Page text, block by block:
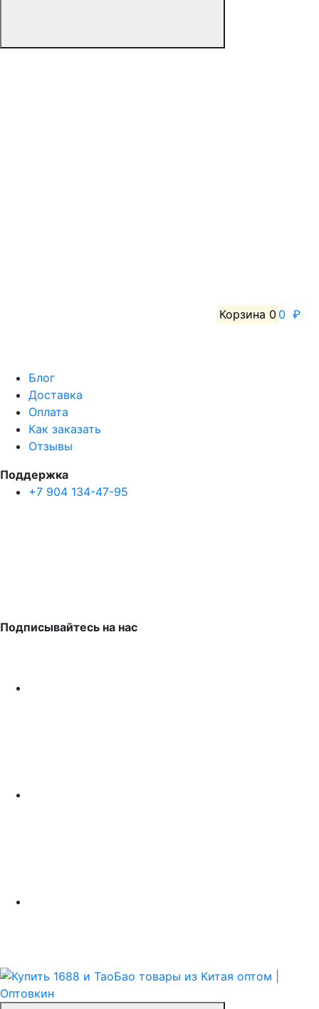
Корзина 0 0 ₽
Блог
Доставка
Оплата
Как заказать
Отзывы
Поддержка
+7 904 134-47-95
Подписывайтесь на нас